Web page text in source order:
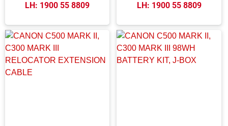
BASEPLATE
LH: 1900 55 8809
POWER AND
LH: 1900 55 8809